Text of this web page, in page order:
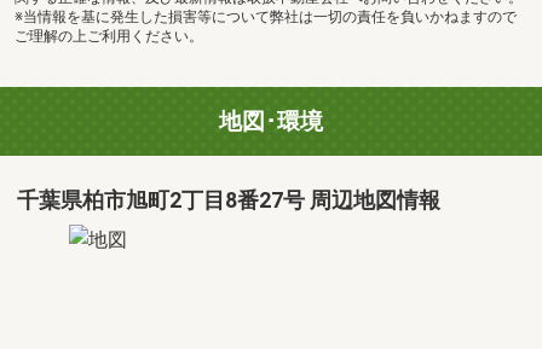
※当情報を基に発生した損害等について弊社は一切の責任を負いかねますので
ご理解の上ご利用ください。
地図･環境
千葉県柏市旭町2丁目8番27号 周辺地図情報